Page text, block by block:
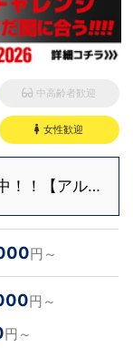
中高齢者歓迎
女性歓迎
！！【アルバ
円～
円～
円～